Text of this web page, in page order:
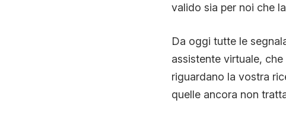
valido sia per noi che
Da oggi tutte le
assistente virtuale,
riguardano la vostra
quelle ancora non